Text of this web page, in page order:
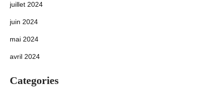
juillet 2024
juin 2024
mai 2024
avril 2024
Categories